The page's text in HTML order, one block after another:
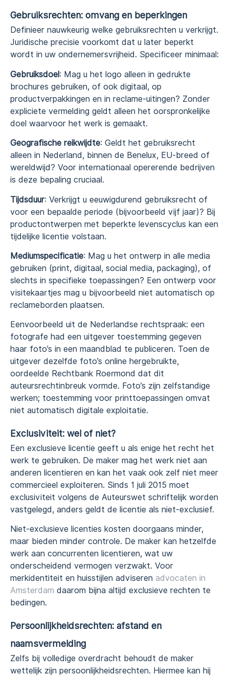
Gebruiksrechten: omvang en beperkingen
Definieer nauwkeurig welke gebruiksrechten u verkrijgt.
Juridische precisie voorkomt dat u later beperkt
wordt in uw ondernemersvrijheid. Specificeer minimaal:
Gebruiksdoel: Mag u het logo alleen in gedrukte
brochures gebruiken, of ook digitaal, op
productverpakkingen en in reclame-uitingen? Zonder
expliciete vermelding geldt alleen het oorspronkelijke
doel waarvoor het werk is gemaakt.
Geografische reikwijdte: Geldt het gebruiksrecht
alleen in Nederland, binnen de Benelux, EU-breed of
wereldwijd? Voor internationaal opererende bedrijven
is deze bepaling cruciaal.
Tijdsduur: Verkrijgt u eeuwigdurend gebruiksrecht of
voor een bepaalde periode (bijvoorbeeld vijf jaar)? Bij
productontwerpen met beperkte levenscyclus kan een
tijdelijke licentie volstaan.
Mediumspecificatie: Mag u het ontwerp in alle media
gebruiken (print, digitaal, social media, packaging), of
slechts in specifieke toepassingen? Een ontwerp voor
visitekaartjes mag u bijvoorbeeld niet automatisch op
reclameborden plaatsen.
Eenvoorbeeld uit de Nederlandse rechtspraak: een
fotografe had een uitgever toestemming gegeven
haar foto’s in een maandblad te publiceren. Toen de
uitgever dezelfde foto’s online hergebruikte,
oordeelde Rechtbank Roermond dat dit
auteursrechtinbreuk vormde. Foto’s zijn zelfstandige
werken; toestemming voor printtoepassingen omvat
niet automatisch digitale exploitatie.
Exclusiviteit: wel of niet?
Een exclusieve licentie geeft u als enige het recht het
werk te gebruiken. De maker mag het werk niet aan
anderen licentieren en kan het vaak ook zelf niet meer
commercieel exploiteren. Sinds 1 juli 2015 moet
exclusiviteit volgens de Auteurswet schriftelijk worden
vastgelegd, anders geldt de licentie als niet-exclusief.
Niet-exclusieve licenties kosten doorgaans minder,
maar bieden minder controle. De maker kan hetzelfde
werk aan concurrenten licentieren, wat uw
onderscheidend vermogen verzwakt. Voor
merkidentiteit en huisstijlen adviseren advocaten in
Amsterdam daarom bijna altijd exclusieve rechten te
bedingen.
Persoonlijkheidsrechten: afstand en
naamsvermelding
Zelfs bij volledige overdracht behoudt de maker
wettelijk zijn persoonlijkheidsrechten. Hiermee kan hij